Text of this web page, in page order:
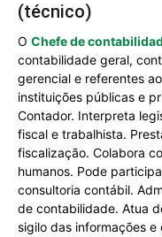
(técnico)
O Chefe de
contabilidade geral,
gerencial e referentes
instituições públicas e
Contador. Interpreta
fiscal e trabalhista.
fiscalização. Colabora
humanos. Pode
consultoria contábil.
de contabilidade. Atua
sigilo das informações